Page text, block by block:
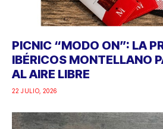
PICNIC “MODO ON”: LA
IBÉRICOS MONTELLANO
AL AIRE LIBRE
22 JULIO, 2026